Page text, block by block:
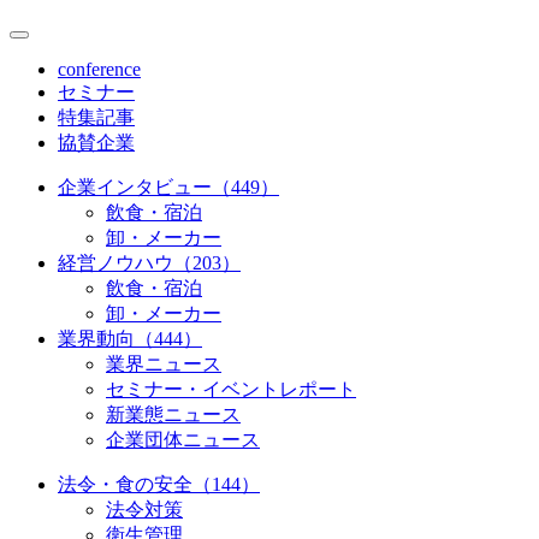
conference
セミナー
特集記事
協賛企業
企業インタビュー（449）
飲食・宿泊
卸・メーカー
経営ノウハウ（203）
飲食・宿泊
卸・メーカー
業界動向（444）
業界ニュース
セミナー・イベントレポート
新業態ニュース
企業団体ニュース
法令・食の安全（144）
法令対策
衛生管理